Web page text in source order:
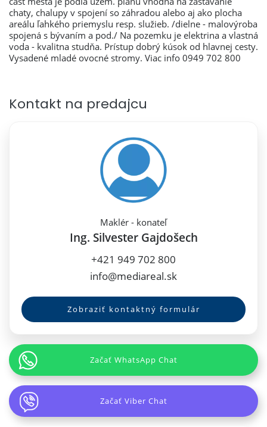
chaty, chalupy v spojení so záhradou alebo aj ako plocha
areálu ľahkého priemyslu resp. služieb. /dielne - malovýroba
spojená s bývaním a pod./ Na pozemku je elektrina a vlastná
voda - kvalitna studňa. Prístup dobrý kúsok od hlavnej cesty.
Vysadené mladé ovocné stromy. Viac info 0949 702 800
Kontakt na predajcu
Maklér - konateľ
Ing. Silvester Gajdošech
+421 949 702 800
info@mediareal.sk
Zobraziť kontaktný formulár
Začať WhatsApp Chat
Začať Viber Chat